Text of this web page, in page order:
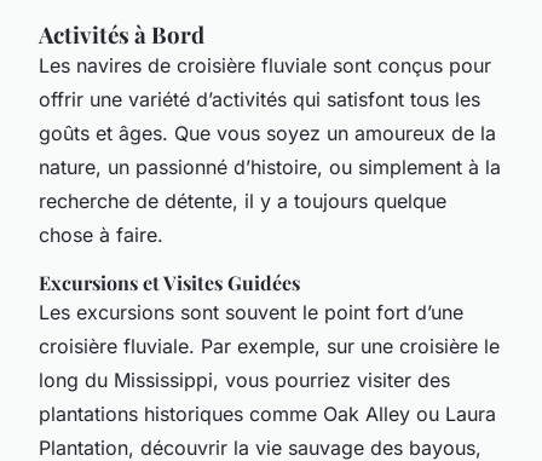
Activités à Bord
Les navires de croisière fluviale sont conçus pour
offrir une variété d’activités qui satisfont tous les
goûts et âges. Que vous soyez un amoureux de la
nature, un passionné d’histoire, ou simplement à la
recherche de détente, il y a toujours quelque
chose à faire.
Excursions et Visites Guidées
Les excursions sont souvent le point fort d’une
croisière fluviale. Par exemple, sur une croisière le
long du Mississippi, vous pourriez visiter des
plantations historiques comme Oak Alley ou Laura
Plantation, découvrir la vie sauvage des bayous,